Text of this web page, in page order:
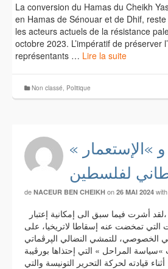
La conversion du Hamas du Cheikh
en Hamas de Sénouar et de Dhif,
les acteurs actuels de la résistance
octobre 2023. L’impératif de préserver
représentants … Lire la suite
Non classé, Politique
« بورڤيبه و »الإستعمار
لفلسطين
de NACEUR BEN CHEIKH on 26 MAI 2024 with
التي تمخضت عنه إسقاطا لاتريخيا، على
الخصوصي، للتمشي النضالي الپرڤماتي
المراحل » التي إحتذاها بورڤيبة